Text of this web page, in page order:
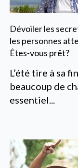
Dévoiler les
les personnes
Êtes-vous prêt?
L’été tire à sa
beaucoup de
essentiel...